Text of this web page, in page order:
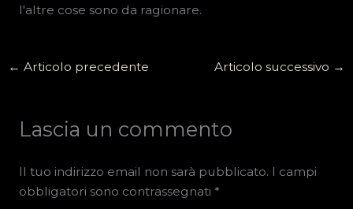
l'altre cose sono da ragionare.
← Articolo precedente Articolo successivo →
Lascia un commento
Il tuo indirizzo email non sarà pubblicato. I campi
obbligatori sono contrassegnati *